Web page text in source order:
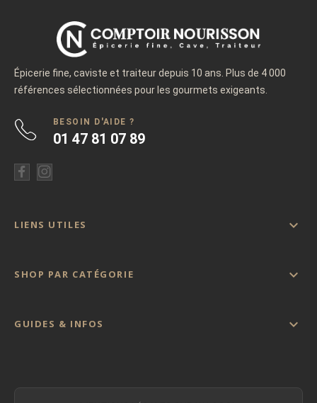
Épicerie fine, caviste et traiteur depuis 10 ans. Plus de 4 000
références sélectionnées pour les gourmets exigeants.
BESOIN D'AIDE ?
01 47 81 07 89
LIENS UTILES 
SHOP PAR CATÉGORIE 
GUIDES & INFOS 